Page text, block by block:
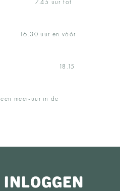
7.45 uur tot
16.30 uur en vóór
meer-uur in de
INLOGGEN